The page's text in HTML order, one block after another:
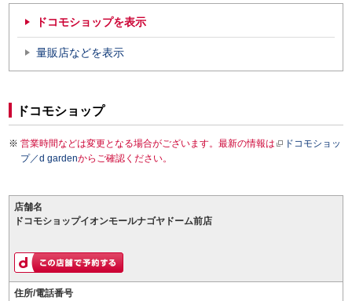
ドコモショップを表示
量販店などを表示
ドコモショップ
営業時間などは変更となる場合がございます。最新の情報は
ドコモショッ
プ／d gardenからご確認ください。
店舗名
ドコモショップイオンモールナゴヤドーム前店
住所/電話番号